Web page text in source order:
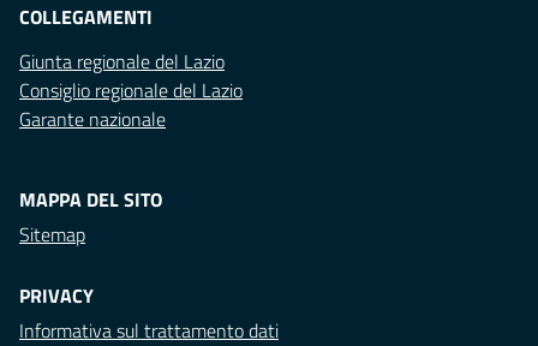
COLLEGAMENTI
Giunta regionale del Lazio
Consiglio regionale del Lazio
Garante nazionale
MAPPA DEL SITO
Sitemap
PRIVACY
Informativa sul trattamento dati